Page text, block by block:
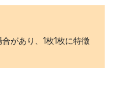
があり、1枚1枚に特徴